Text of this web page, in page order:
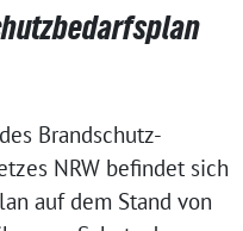
Brandschutz-
NRW befindet sich
auf dem Stand von